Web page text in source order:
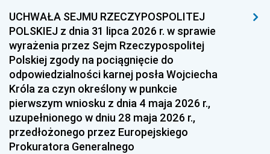
UCHWAŁA SEJMU RZECZYPOSPOLITEJ
POLSKIEJ z dnia 31 lipca 2026 r. w sprawie
wyrażenia przez Sejm Rzeczypospolitej
Polskiej zgody na pociągnięcie do
odpowiedzialności karnej posła Wojciecha
Króla za czyn określony w punkcie
pierwszym wniosku z dnia 4 maja 2026 r.,
uzupełnionego w dniu 28 maja 2026 r.,
przedłożonego przez Europejskiego
Prokuratora Generalnego